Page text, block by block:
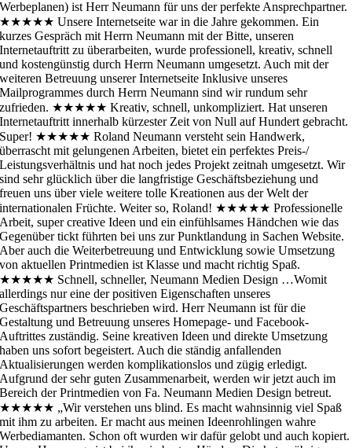
Werbeplanen) ist Herr Neumann für uns der perfekte Ansprechpartner.
★★★★★ Unsere Internetseite war in die Jahre gekommen. Ein
kurzes Gespräch mit Herrn Neumann mit der Bitte, unseren
Internetauftritt zu überarbeiten, wurde professionell, kreativ, schnell
und kostengünstig durch Herrn Neumann umgesetzt. Auch mit der
weiteren Betreuung unserer Internetseite Inklusive unseres
Mailprogrammes durch Herrn Neumann sind wir rundum sehr
zufrieden. ★★★★★ Kreativ, schnell, unkompliziert. Hat unseren
Internetauftritt innerhalb kürzester Zeit von Null auf Hundert gebracht.
Super! ★★★★★ Roland Neumann versteht sein Handwerk,
überrascht mit gelungenen Arbeiten, bietet ein perfektes Preis-/
Leistungsverhältnis und hat noch jedes Projekt zeitnah umgesetzt. Wir
sind sehr glücklich über die langfristige Geschäftsbeziehung und
freuen uns über viele weitere tolle Kreationen aus der Welt der
internationalen Früchte. Weiter so, Roland! ★★★★★ Professionelle
Arbeit, super creative Ideen und ein einfühlsames Händchen wie das
Gegenüber tickt führten bei uns zur Punktlandung in Sachen Website.
Aber auch die Weiterbetreuung und Entwicklung sowie Umsetzung
von aktuellen Printmedien ist Klasse und macht richtig Spaß.
★★★★★ Schnell, schneller, Neumann Medien Design …Womit
allerdings nur eine der positiven Eigenschaften unseres
Geschäftspartners beschrieben wird. Herr Neumann ist für die
Gestaltung und Betreuung unseres Homepage- und Facebook-
Auftrittes zuständig. Seine kreativen Ideen und direkte Umsetzung
haben uns sofort begeistert. Auch die ständig anfallenden
Aktualisierungen werden komplikationslos und zügig erledigt.
Aufgrund der sehr guten Zusammenarbeit, werden wir jetzt auch im
Bereich der Printmedien von Fa. Neumann Medien Design betreut.
★★★★★ „Wir verstehen uns blind. Es macht wahnsinnig viel Spaß
mit ihm zu arbeiten. Er macht aus meinen Ideenrohlingen wahre
Werbediamanten. Schon oft wurden wir dafür gelobt und auch kopiert.